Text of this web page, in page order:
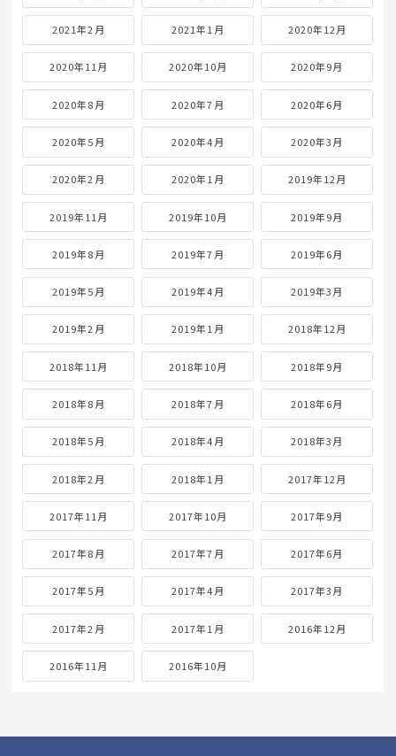
2021年2月 2021年1月 2020年12月
2020年11月 2020年10月 2020年9月
2020年8月 2020年7月 2020年6月
2020年5月 2020年4月 2020年3月
2020年2月 2020年1月 2019年12月
2019年11月 2019年10月 2019年9月
2019年8月 2019年7月 2019年6月
2019年5月 2019年4月 2019年3月
2019年2月 2019年1月 2018年12月
2018年11月 2018年10月 2018年9月
2018年8月 2018年7月 2018年6月
2018年5月 2018年4月 2018年3月
2018年2月 2018年1月 2017年12月
2017年11月 2017年10月 2017年9月
2017年8月 2017年7月 2017年6月
2017年5月 2017年4月 2017年3月
2017年2月 2017年1月 2016年12月
2016年11月 2016年10月